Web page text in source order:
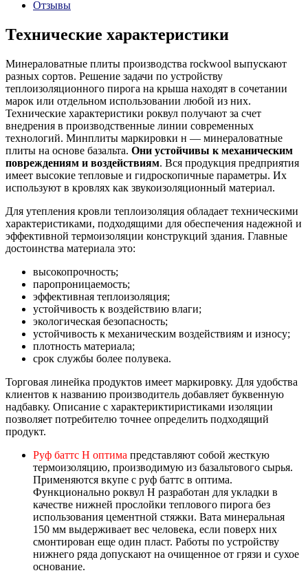
Отзывы
Технические характеристики
Минераловатные плиты производства rockwool выпускают
разных сортов. Решение задачи по устройству
теплоизоляционного пирога на крыша находят в сочетании
марок или отдельном использовании любой из них.
Технические характеристики роквул получают за счет
внедрения в производственные линии современных
технологий. Минплиты маркировки н — минераловатные
плиты на основе базальта. Они устойчивы к механическим
повреждениям и воздействиям. Вся продукция предприятия
имеет высокие тепловые и гидроскопичные параметры. Их
используют в кровлях как звукоизоляционный материал.
Для утепления кровли теплоизоляция обладает техническими
характеристиками, подходящими для обеспечения надежной и
эффективной термоизоляции конструкций здания. Главные
достоинства материала это:
высокопрочность;
паропроницаемость;
эффективная теплоизоляция;
устойчивость к воздействию влаги;
экологическая безопасность;
устойчивость к механическим воздействиям и износу;
плотность материала;
срок службы более полувека.
Торговая линейка продуктов имеет маркировку. Для удобства
клиентов к названию производитель добавляет буквенную
надбавку. Описание с характериктиристиками изоляции
позволяет потребителю точнее определить подходящий
продукт.
Руф баттс Н оптима представляют собой жесткую
термоизоляцию, производимую из базальтового сырья.
Применяются вкупе с руф баттс в оптима.
Функционально роквул Н разработан для укладки в
качестве нижней прослойки теплового пирога без
использования цементной стяжки. Вата минеральная
150 мм выдерживает вес человека, если поверх них
смонтирован еще один пласт. Работы по устройству
нижнего ряда допускают на очищенное от грязи и сухое
основание.